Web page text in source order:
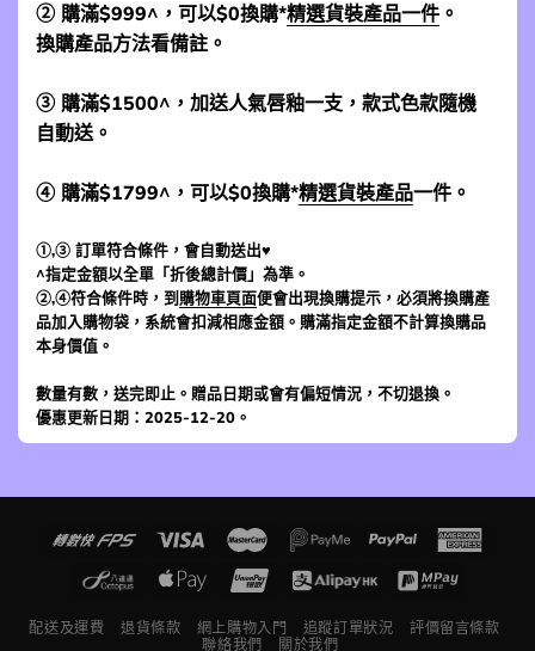
② 購滿$999^，可以$0換購*精選貨裝產品一件 。
換購產品方法看備註。
③ 購滿$1500^，加送人氣唇釉一支，款式色款隨機
自動送。
④ 購滿$1799^，可以$0換購*精選貨裝產品一件。
①,③ 訂單符合條件，會自動送出♥
^指定金額以全單「折後總計價」為準。
②,④符合條件時，到 購物車頁面便會出現換購提示，必須將換購產
品加入購物袋，系統會扣減相應金額。購滿指定金額不計算換購品
本身價值。
數量有數，送完即止。贈品日期或會有偏短情況，不切退換。
優惠更新日期：2025-12-20。
配送及運費 退貨條款 網上購物入門 追蹤訂單狀況
評價留言條款
聯絡我們
關於我們